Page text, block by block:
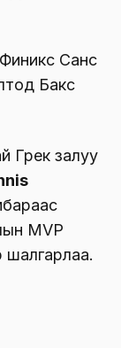
Санс
Бакс
Грек залуу
MVP
шалгарлаа.